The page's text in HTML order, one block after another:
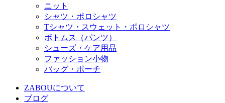
ニット
シャツ・ポロシャツ
Tシャツ・スウェット・ポロシャツ
ボトムス（パンツ）
シューズ・ケア用品
ファッション小物
バッグ・ポーチ
ZABOUについて
ブログ